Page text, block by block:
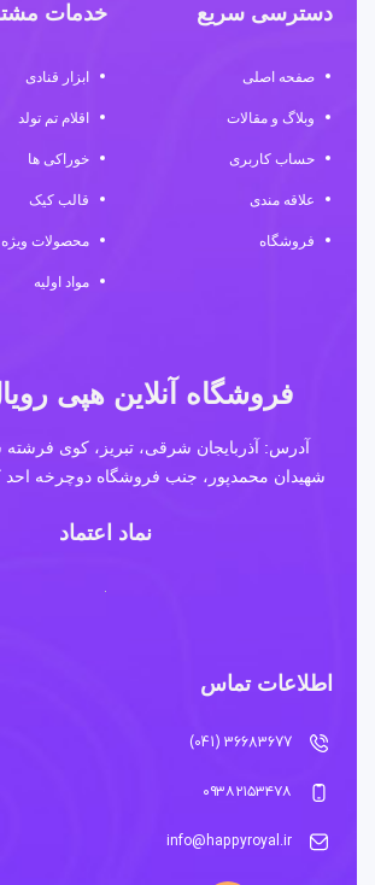
دسترسی سریع
صفحه اصلی
وبلاگ و مقالات
حساب کاربری
علاقه مندی
فروشگاه
خدمات
ابزار قنادی
اقلام تم تولد
خوراکی ها
قالب کیک
محصولات ویژه
مواد اولیه
فروشگاه آنلاین هپی
آدرس: آذربایجان شرقی، تبریز، کوی فرشته
شهیدان محمدپور، جنب فروشگاه دوچرخه احد
نماد اعتماد
اطلاعات تماس
36683677 (041)
۰۹۳۸۲۱۵۳۴۷۸
info@happyroyal.ir